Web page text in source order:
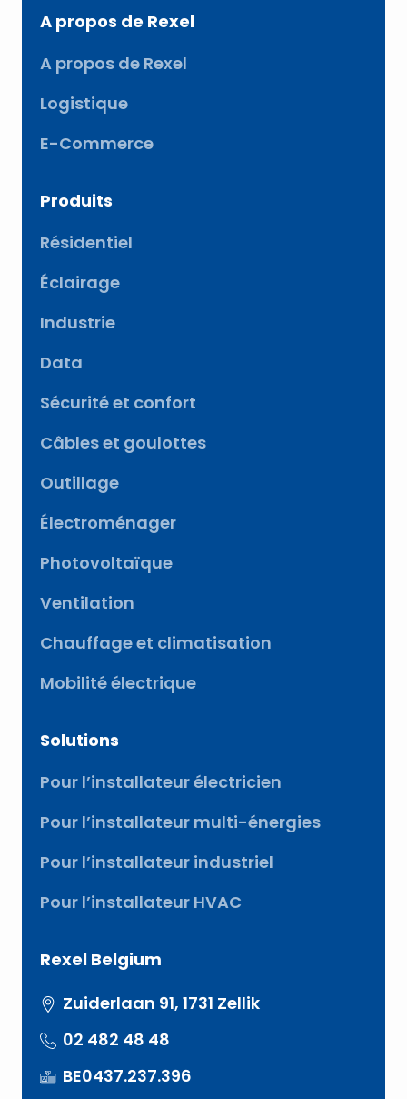
A propos de Rexel
A propos de Rexel
Logistique
E-Commerce
Produits
Résidentiel
Éclairage
Industrie
Data
Sécurité et confort
Câbles et goulottes
Outillage
Électroménager
Photovoltaïque
Ventilation
Chauffage et climatisation
Mobilité électrique
Solutions
Pour l’installateur électricien
Pour l’installateur multi-énergies
Pour l’installateur industriel
Pour l’installateur HVAC
Rexel Belgium
Zuiderlaan 91, 1731 Zellik
02 482 48 48
BE0437.237.396